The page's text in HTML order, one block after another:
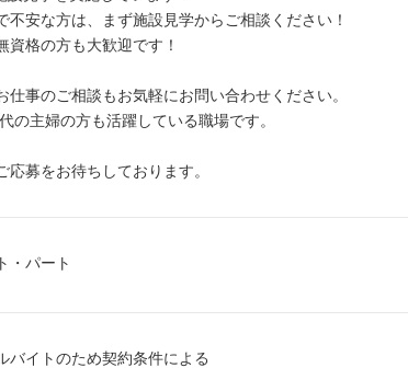
不安な方は、まず施設見学からご相談ください！
資格の方も大歓迎です！
仕事のご相談もお気軽にお問い合わせください。
の主婦の方も活躍している職場です。
応募をお待ちしております。
・パート
バイトのため契約条件による